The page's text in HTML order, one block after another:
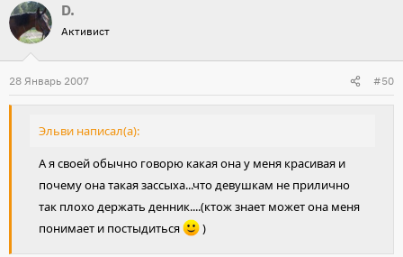
D.
Активист
28 Январь 2007 #50
Эльви написал(а):
А я своей обычно говорю какая она у меня красивая и
почему она такая зассыха...что девушкам не прилично
так плохо держать денник....(ктож знает может она меня
понимает и постыдиться
)